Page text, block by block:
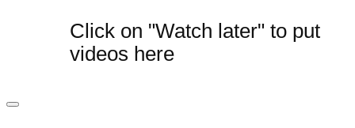
Click on "Watch later" to put
videos here